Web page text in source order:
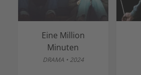
Eine Million
Minuten
DRAMA • 2024